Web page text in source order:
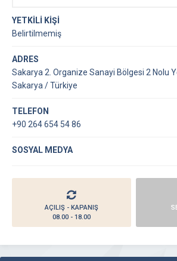
YETKİLİ KİŞİ
Belirtilmemiş
ADRES
Sakarya 2. Organize Sanayi Bölgesi 2 Nolu
Sakarya / Türkiye
TELEFON
+90 264 654 54 86
SOSYAL MEDYA
AÇILIŞ - KAPANIŞ
08.00 - 18.00